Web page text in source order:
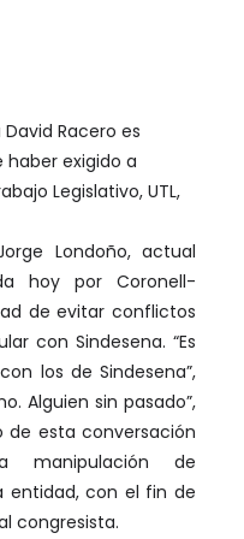
Racero es
exigido a
Legislativo, UTL,
Londoño, actual
hoy por Coronell-
de evitar conflictos
con Sindesena. “Es
los de Sindesena”,
Alguien sin pasado”,
de esta conversación
manipulación de
entidad, con el fin de
congresista.